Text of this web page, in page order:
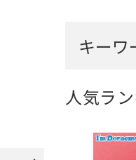
キーワ
人気ラ